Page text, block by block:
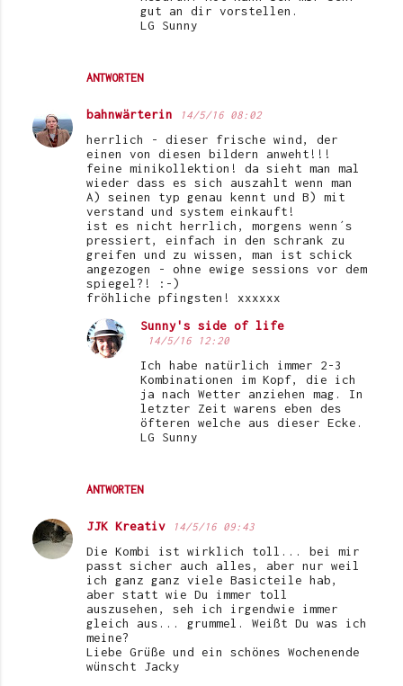
ANTWORTEN
gut an dir vorstellen.
LG Sunny
bahnwärterin 14/5/16 08:02
herrlich - dieser frische wind, der
einen von diesen bildern anweht!!!
feine minikollektion! da sieht man mal
wieder dass es sich auszahlt wenn man
A) seinen typ genau kennt und B) mit
verstand und system einkauft!
ist es nicht herrlich, morgens wenn´s
pressiert, einfach in den schrank zu
greifen und zu wissen, man ist schick
angezogen - ohne ewige sessions vor dem
spiegel?! :-)
fröhliche pfingsten! xxxxxx
ANTWORTEN
Sunny's side of life
14/5/16 12:20
Ich habe natürlich immer 2-3
Kombinationen im Kopf, die ich
ja nach Wetter anziehen mag. In
letzter Zeit warens eben des
öfteren welche aus dieser Ecke.
LG Sunny
JJK Kreativ 14/5/16 09:43
Die Kombi ist wirklich toll... bei mir
passt sicher auch alles, aber nur weil
ich ganz ganz viele Basicteile hab,
aber statt wie Du immer toll
auszusehen, seh ich irgendwie immer
gleich aus... grummel. Weißt Du was ich
meine?
Liebe Grüße und ein schönes Wochenende
wünscht Jacky